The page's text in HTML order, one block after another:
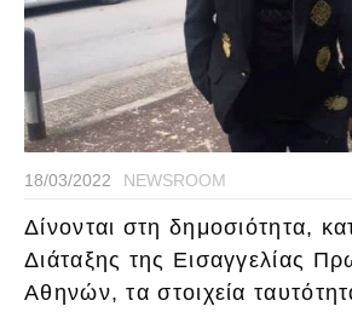
18/03/2022 NEWSROOM
Δίνονται στη δημοσιότητα,
Διάταξης της Εισαγγελίας
Αθηνών, τα στοιχεία